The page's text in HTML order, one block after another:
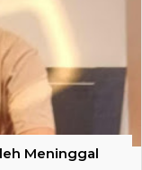
Meninggal